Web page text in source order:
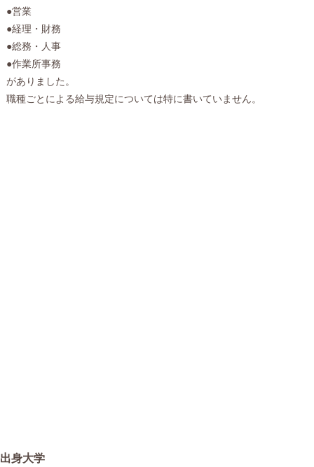
●営業
●経理・財務
●総務・人事
●作業所事務
がありました。
職種ごとによる給与規定については特に書いていません。
出身大学